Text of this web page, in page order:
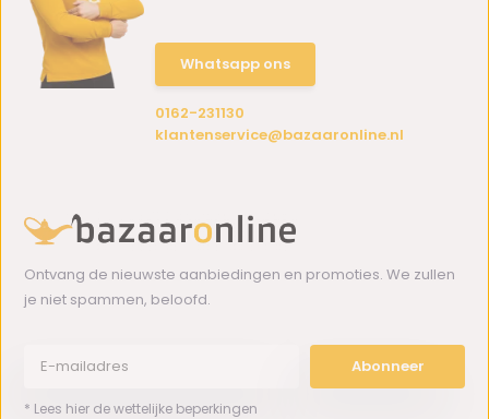
Whatsapp ons
0162-231130
klantenservice@bazaaronline.nl
Ontvang de nieuwste aanbiedingen en promoties. We zullen
je niet spammen, beloofd.
Abonneer
* Lees hier de wettelijke beperkingen